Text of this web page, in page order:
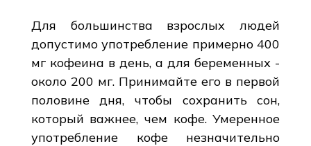
Для большинства взрослых людей
допустимо употребление примерно 400
мг кофеина в день, а для беременных -
около 200 мг. Принимайте его в первой
половине дня, чтобы сохранить сон,
который важнее, чем кофе. Умеренное
употребление кофе незначительно